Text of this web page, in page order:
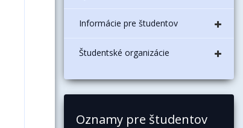
Informácie pre študentov
Študentské organizácie
Oznamy pre študentov